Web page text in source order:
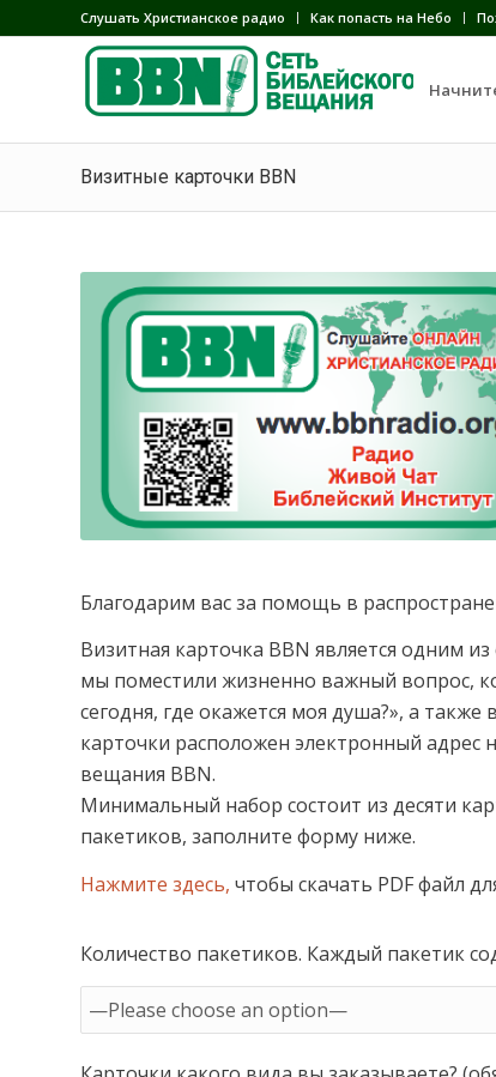
Слушать Христианское радио Как попасть на Небо
Визитные карточки BBN
Благодарим вас за помощь в
Визитная карточка BBN является одним
мы поместили жизненно важный вопрос,
сегодня, где окажется моя душа?», а
карточки расположен электронный
вещания BBN.
Минимальный набор состоит из десяти
пакетиков, заполните форму ниже.
Нажмите здесь, чтобы скачать PDF файл
Количество пакетиков. Каждый пакетик